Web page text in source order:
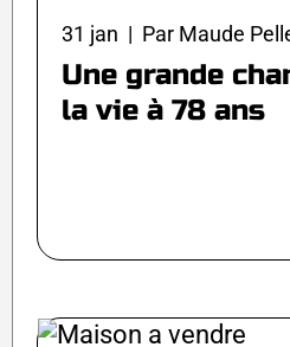
31 jan | Par Maude
Une grande
la vie à 78 ans